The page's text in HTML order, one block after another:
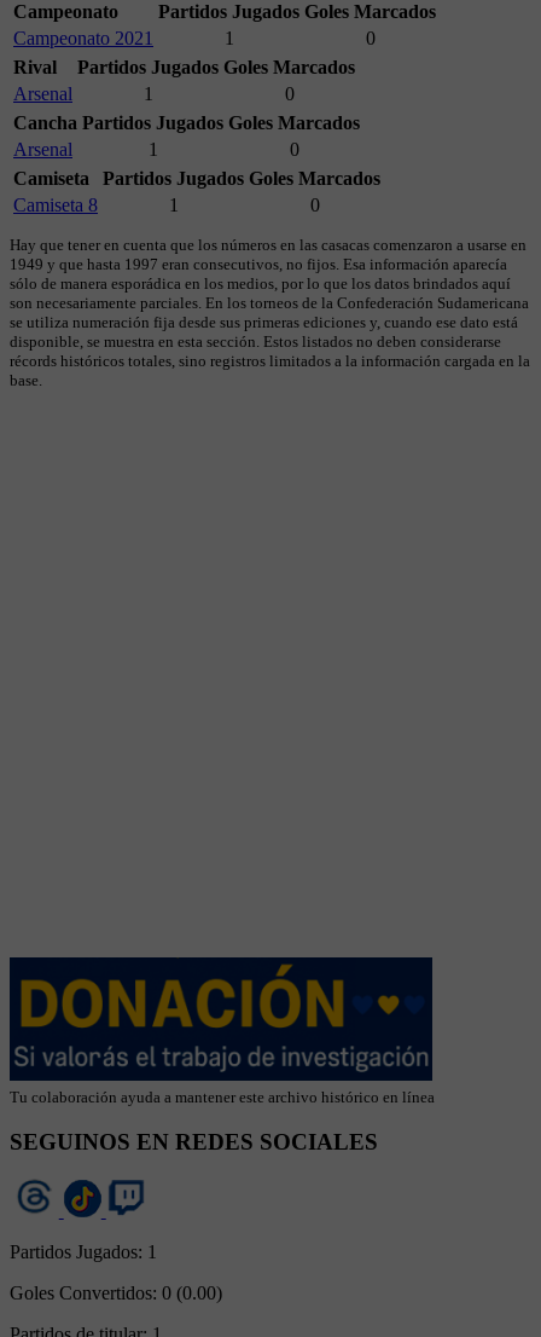
Campeonato
Partidos Jugados Goles Marcados
Campeonato 2021
1
0
Rival
Partidos Jugados Goles Marcados
Arsenal
1
0
Cancha Partidos Jugados Goles Marcados
Arsenal
1
0
Camiseta
Partidos Jugados Goles Marcados
Camiseta 8
1 0
Hay que tener en cuenta que los números en las casacas comenzaron a usarse en
1949 y que hasta 1997 eran consecutivos, no fijos. Esa información aparecía
sólo de manera esporádica en los medios, por lo que los datos brindados aquí
son necesariamente parciales. En los torneos de la Confederación Sudamericana
se utiliza numeración fija desde sus primeras ediciones y, cuando ese dato está
disponible, se muestra en esta sección. Estos listados no deben considerarse
récords históricos totales, sino registros limitados a la información cargada en la
base.
Tu colaboración ayuda a mantener este archivo histórico en línea
SEGUINOS EN REDES SOCIALES
Partidos Jugados: 1
Goles Convertidos: 0 (0.00)